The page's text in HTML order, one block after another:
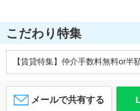
こだわり特集
【賃貸特集】仲介手数料無料or半
メールで共有する